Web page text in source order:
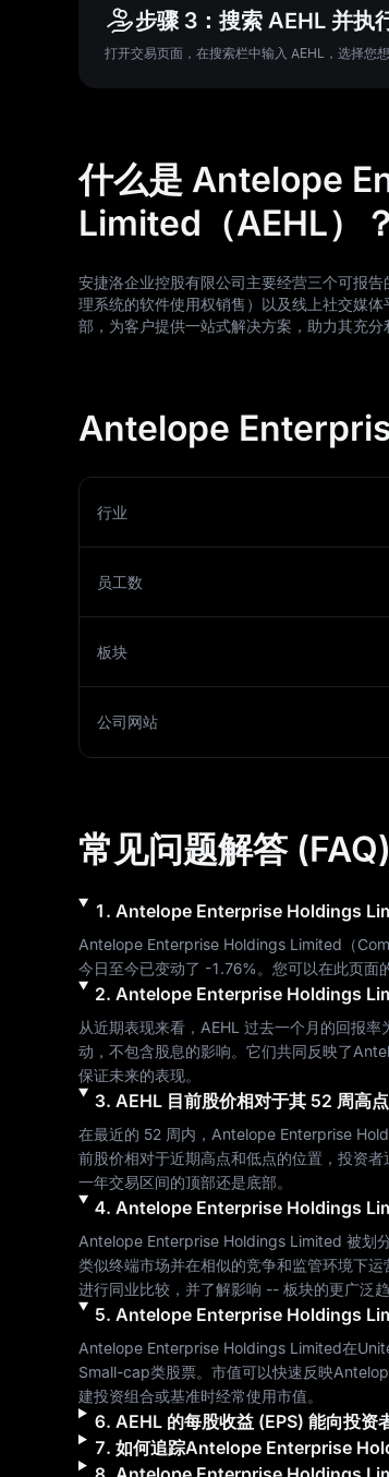
步骤 3：搜索 AEHL 并执
打开交易页面，在搜索栏中输入 AEHL，选择您
什么是 Antelope
Limited（AEHL）？
安捷洛企业控股有限公司主要经营三个可报
理系统的软件使用权销售）以及线上社交媒
部，为客户提供一站式解决方案，助力其充
Antelope
行业
员工数
板块
公司网站
常见问题解答 (FAQ)
1 . Antelope Enterprise Holdings
Antelope Enterprise Holdings Limited （
今日至今已变动了 -1.76%。您可以在此页面
2. Antelope Enterprise Holdings
从近期表现来看， AEHL 过去一个月的回报率
动，不包含股息的影响。它们共同反映了
保证未来的表现。
3. AEHL目前股价相对于其 52 周高
在最近的 52 周内， Antelope Enterprise
前股价相对于近期高点和低点的位置，投资
一年交易区间的顶部还是底部。
4. Antelope Enterprise Holdings
Antelope Enterprise Holdings Limited 被划
类似终端市场并在相似的竞争和监管环境下
进行同业比较，并了解影响 -- 板块的更广泛
5. Antelope Enterprise Holdings
Antelope Enterprise Holdings Limited在
Small-cap类股票。市值可以快速反映
建投资组合或基准时经常使用市值。
6. AEHL的每股收益 (EPS) 能向投资
7. 如何追踪Antelope Enterprise